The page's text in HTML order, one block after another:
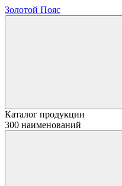
Золотой Пояс
Каталог продукции
300 наименований